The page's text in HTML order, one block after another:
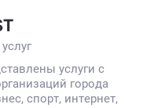
услуги с
города
спорт, интернет,